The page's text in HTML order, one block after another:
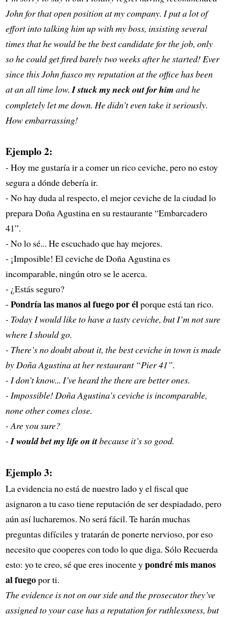
John for that open position at my company. I put a lot of
effort into talking him up with my boss, insisting several
times that he would be the best candidate for the job, only
so he could get fired barely two weeks after he started! Ever
since this John fiasco my reputation at the office has been
at an all time low.I stuck my neck out for him and he
completely let me down. He didn’t even take it seriously.
How embarrassing!
Ejemplo 2:
- Hoy me gustaría ir a comer un rico ceviche, pero no estoy
segura a dónde debería ir.
- No hay duda al respecto, el mejor ceviche de la ciudad lo
prepara Doña Agustina en su restaurante “Embarcadero
41”.
- No lo sé... He escuchado que hay mejores.
- ¡Imposible! El ceviche de Doña Agustina es
incomparable, ningún otro se le acerca.
- ¿Estás seguro?
- Pondría las manos al fuego por élporque está tan rico.
- Today I would like to have a tasty ceviche, but I’m not sure
where I should go.
- There’s no doubt about it, the best ceviche in town is made
by Doña Agustina at her restaurant “Pier 41”.
- I don’t know... I’ve heard the there are better ones.
- Impossible! Doña Agustina’s ceviche is incomparable,
none other comes close.
- Are you sure?
-I would bet my life on itbecause it’s so good.
Ejemplo 3:
La evidencia no está de nuestro lado y el fiscal que
asignaron a tu caso tiene reputación de ser despiadado, pero
aún así lucharemos. No será fácil. Te harán muchas
preguntas difíciles y tratarán de ponerte nervioso, por eso
necesito que cooperes con todo lo que diga. Sólo Recuerda
esto: yo te creo, sé que eres inocente ypondré mis manos
al fuegopor ti.
The evidence is not on our side and the prosecutor they’ve
assigned to your case has a reputation for ruthlessness, but